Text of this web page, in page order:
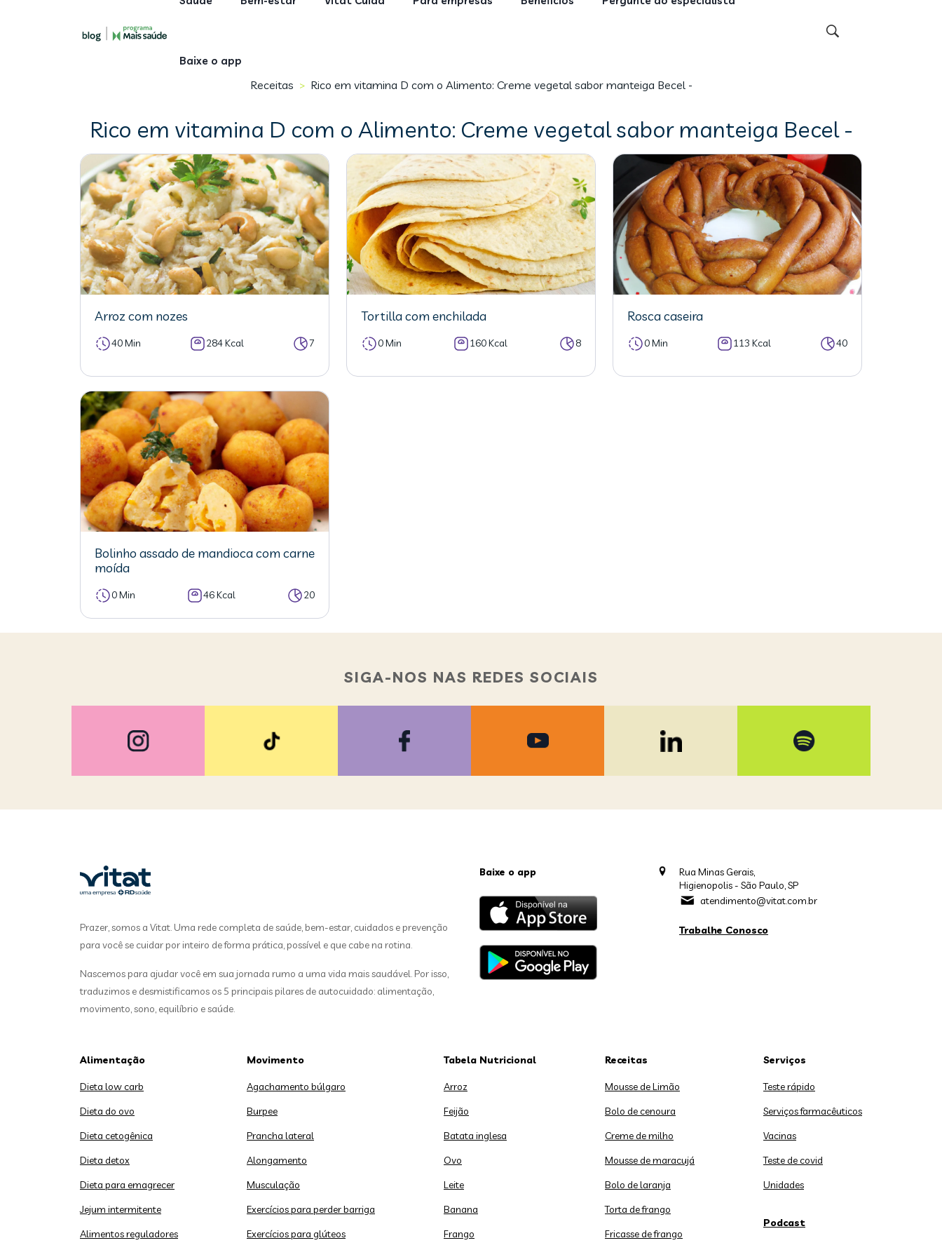
Baixe o app
Receitas > Rico em vitamina D com o Alimento: Creme vegetal sabor manteiga Becel -
Rico em vitamina D com o Alimento: Creme vegetal sabor manteiga Becel -
Arroz com nozes
40 Min 284 Kcal 7
Tortilla com enchilada
0 Min 160 Kcal 8
Rosca caseira
0 Min 113 Kcal 40
Bolinho assado de mandioca com carne
moída
0 Min 46 Kcal 20
SIGA-NOS NAS REDES SOCIAIS
Prazer, somos a Vitat. Uma rede completa de saúde, bem-estar, cuidados e prevenção
para você se cuidar por inteiro de forma prática, possível e que cabe na rotina.
Nascemos para ajudar você em sua jornada rumo a uma vida mais saudável. Por isso,
traduzimos e desmistificamos os 5 principais pilares de autocuidado: alimentação,
movimento, sono, equilíbrio e saúde.
Baixe o app
Rua Minas Gerais,
Higienopolis - São Paulo, SP
atendimento@vitat.com.br
Trabalhe Conosco
Alimentação
Dieta low carb
Dieta do ovo
Dieta cetogênica
Dieta detox
Dieta para emagrecer
Jejum intermitente
Alimentos reguladores
Movimento
Agachamento búlgaro
Burpee
Prancha lateral
Alongamento
Musculação
Exercícios para perder barriga
Exercícios para glúteos
Tabela Nutricional
Arroz
Feijão
Batata inglesa
Ovo
Leite
Banana
Frango
Receitas
Mousse de Limão
Bolo de cenoura
Creme de milho
Mousse de maracujá
Bolo de laranja
Torta de frango
Fricasse de frango
Serviços
Teste rápido
Serviços farmacêuticos
Vacinas
Teste de covid
Unidades
Podcast